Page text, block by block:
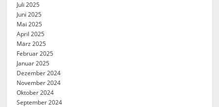
Juli 2025
Juni 2025
Mai 2025
April 2025
März 2025
Februar 2025
Januar 2025
Dezember 2024
November 2024
Oktober 2024
September 2024